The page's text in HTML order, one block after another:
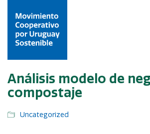
Análisis modelo de
compostaje
Uncategorized